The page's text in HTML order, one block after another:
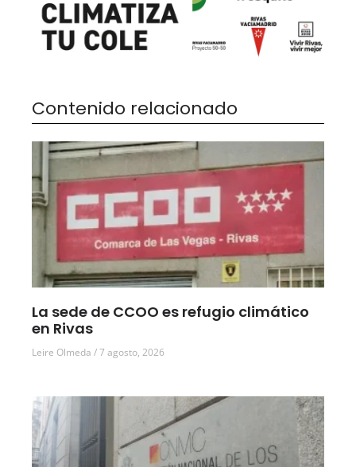
Contenido relacionado
La sede de CCOO es refugio climático
en Rivas
Leire Olmeda 7 agosto, 2026